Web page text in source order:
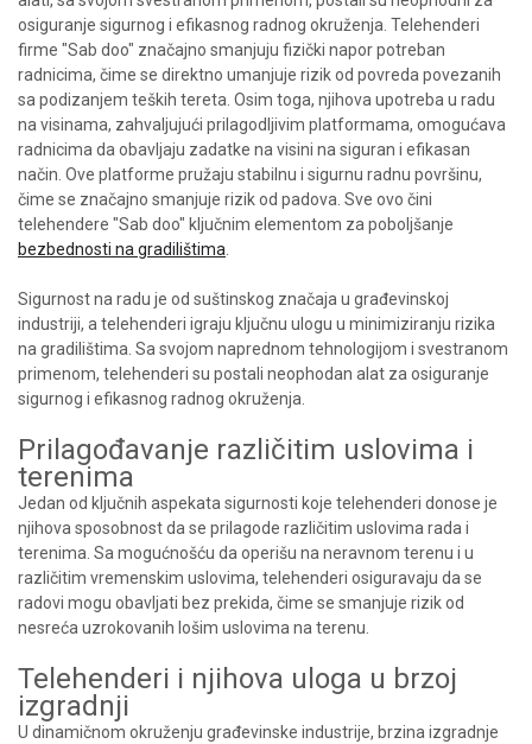
osiguranje sigurnog i efikasnog radnog okruženja. Telehenderi
firme "Sab doo" značajno smanjuju fizički napor potreban
radnicima, čime se direktno umanjuje rizik od povreda povezanih
sa podizanjem teških tereta. Osim toga, njihova upotreba u radu
na visinama, zahvaljujući prilagodljivim platformama, omogućava
radnicima da obavljaju zadatke na visini na siguran i efikasan
način. Ove platforme pružaju stabilnu i sigurnu radnu površinu,
čime se značajno smanjuje rizik od padova. Sve ovo čini
telehendere "Sab doo" ključnim elementom za poboljšanje
bezbednosti na gradilištima.
Sigurnost na radu je od suštinskog značaja u građevinskoj
industriji, a telehenderi igraju ključnu ulogu u minimiziranju rizika
na gradilištima. Sa svojom naprednom tehnologijom i svestranom
primenom, telehenderi su postali neophodan alat za osiguranje
sigurnog i efikasnog radnog okruženja.
Prilagođavanje različitim uslovima i
terenima
Jedan od ključnih aspekata sigurnosti koje telehenderi donose je
njihova sposobnost da se prilagode različitim uslovima rada i
terenima. Sa mogućnošću da operišu na neravnom terenu i u
različitim vremenskim uslovima, telehenderi osiguravaju da se
radovi mogu obavljati bez prekida, čime se smanjuje rizik od
nesreća uzrokovanih lošim uslovima na terenu.
Telehenderi i njihova uloga u brzoj
izgradnji
U dinamičnom okruženju građevinske industrije, brzina izgradnje